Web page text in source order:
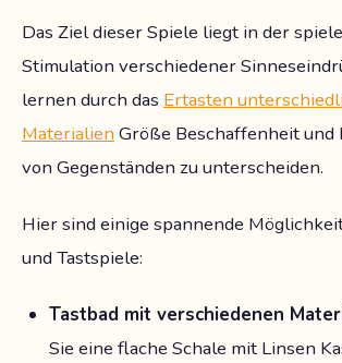
Das Ziel dieser Spiele liegt in der
Stimulation verschiedener
lernen durch das Ertasten
Materialien Größe Beschaffenheit und
von Gegenständen zu unterscheiden.
Hier sind einige spannende
und Tastspiele:
Tastbad mit verschiedenen
Sie eine flache Schale mit Linsen